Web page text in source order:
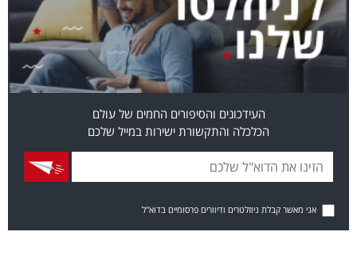
העידכונים והסיפורים החמים של עולם
הכלכלה והתקשורת ישירות במייל שלכם
אני מאשר קבלת ניוזלטרים ודיוורים פרסומיים בדוא"ל